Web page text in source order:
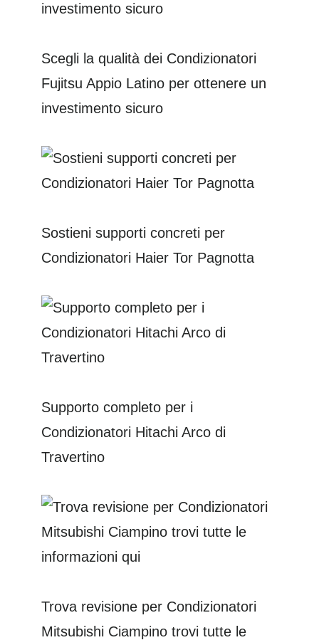
Scegli la qualità dei Condizionatori
Fujitsu Appio Latino per ottenere un
investimento sicuro
Sostieni supporti concreti per
Condizionatori Haier Tor Pagnotta
Supporto completo per i
Condizionatori Hitachi Arco di
Travertino
Trova revisione per Condizionatori
Mitsubishi Ciampino trovi tutte le